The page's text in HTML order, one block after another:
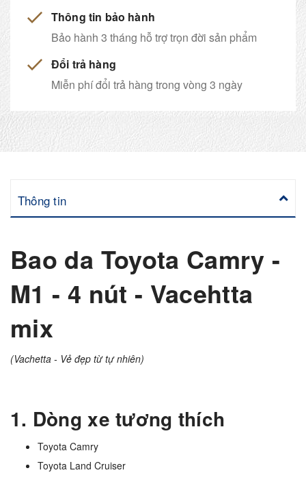
Thông tin bảo hành
Bảo hành 3 tháng hỗ trợ trọn đời sản phẩm
Đổi trả hàng
Miễn phí đổi trả hàng trong vòng 3 ngày
Thông tin
Bao da Toyota Camry -
M1 - 4 nút - Vacehtta
mix
(Vachetta - Vẻ đẹp từ tự nhiên)
1. Dòng xe tương thích
Toyota Camry
Toyota Land Cruiser